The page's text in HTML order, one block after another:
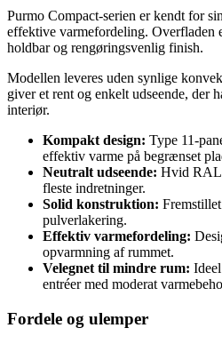
Purmo Compact-serien er kendt for
effektive varmefordeling. Overfladen
holdbar og rengøringsvenlig finish.
Modellen leveres uden synlige
giver et rent og enkelt udseende, der
interiør.
Kompakt design: Type 11-
effektiv varme på begrænset
Neutralt udseende: Hvid RAL
fleste indretninger.
Solid konstruktion:
pulverlakering.
Effektiv varmefordeling:
opvarmning af rummet.
Velegnet til mindre rum:
entréer med moderat
Fordele og ulemper